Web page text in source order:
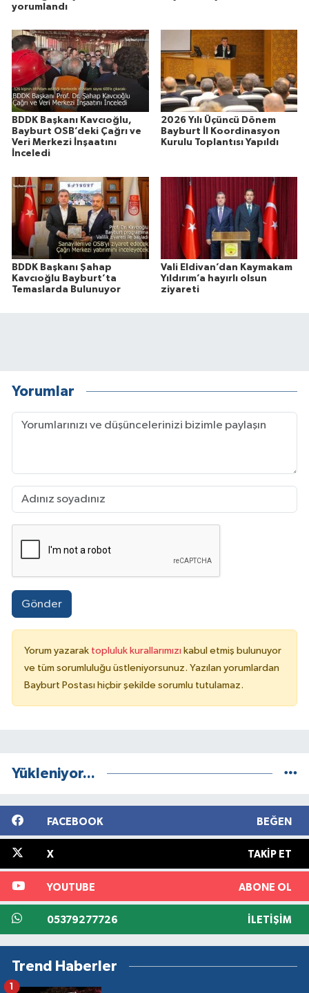
yorumlandı
BDDK Başkanı Kavcıoğlu,
Bayburt OSB’deki Çağrı ve
Veri Merkezi İnşaatını
İnceledi
2026 Yılı Üçüncü Dönem
Bayburt İl Koordinasyon
Kurulu Toplantısı Yapıldı
BDDK Başkanı Şahap
Kavcıoğlu Bayburt’ta
Temaslarda Bulunuyor
Vali Eldivan’dan Kaymakam
Yıldırım’a hayırlı olsun
ziyareti
Yorumlar
Gönder
Yorum yazarak topluluk kurallarımızı kabul etmiş bulunuyor
ve tüm sorumluluğu üstleniyorsunuz. Yazılan yorumlardan
Bayburt Postası hiçbir şekilde sorumlu tutulamaz.
Yükleniyor...
FACEBOOK BEĞEN
X TAKIP ET
YOUTUBE ABONE OL
05379277726 İLETIŞIM
Trend Haberler
1